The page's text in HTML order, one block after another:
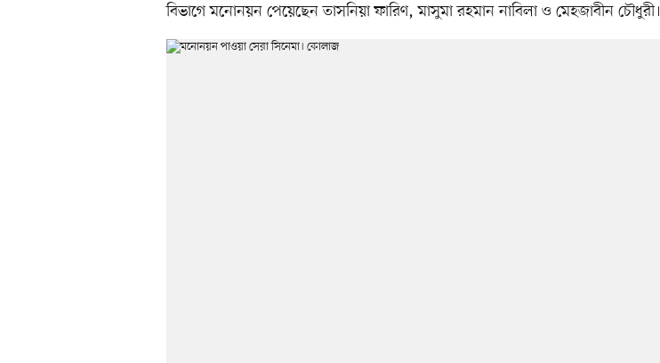
বিভাগে মনোনয়ন পেয়েছেন তাসনিয়া ফারিণ, মাসুমা রহমান নাবিলা ও মেহজাবীন চৌধুরী।